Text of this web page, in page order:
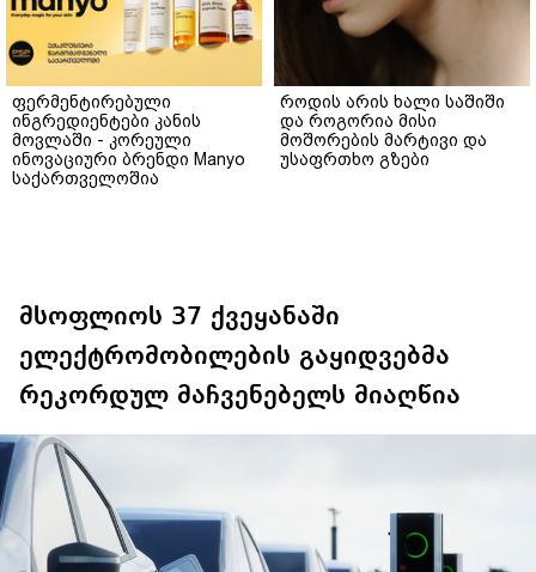
ფერმენტირებული
ინგრედიენტები კანის
მოვლაში - კორეული
ინოვაციური ბრენდი Manyo
საქართველოშია
როდის არის ხალი საშიში
და როგორია მისი
მოშორების მარტივი და
უსაფრთხო გზები
მსოფლიოს 37 ქვეყანაში
ელექტრომობილების გაყიდვებმა
რეკორდულ მაჩვენებელს მიაღწია